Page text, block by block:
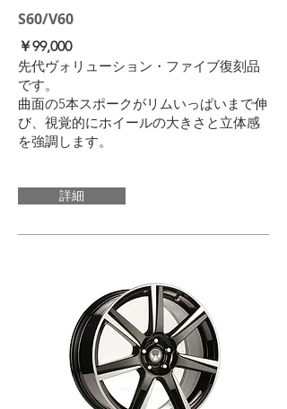
S60/V60
​￥99,000
先代ヴォリューション・ファイブ復刻品
です。
曲面の5本スポークがリムいっぱいまで伸
び、視覚的にホイールの大きさと立体感
を強調します。
詳細